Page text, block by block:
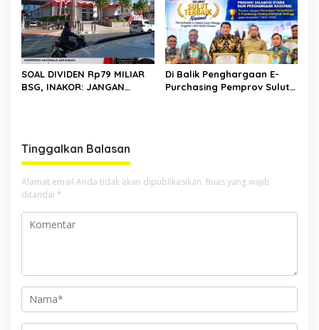
SOAL DIVIDEN Rp79 MILIAR
BSG, INAKOR: JANGAN
Di Balik Penghargaan E-
Purchasing Pemprov Sulut,
Tinggalkan Balasan
Alamat email Anda tidak akan dipublikasikan. Ruas yang wajib
ditandai *